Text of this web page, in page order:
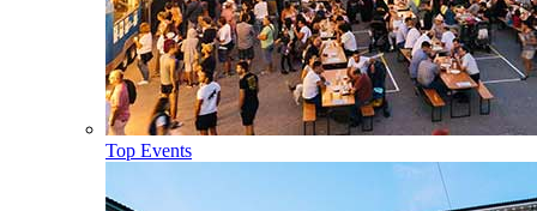
Top Events